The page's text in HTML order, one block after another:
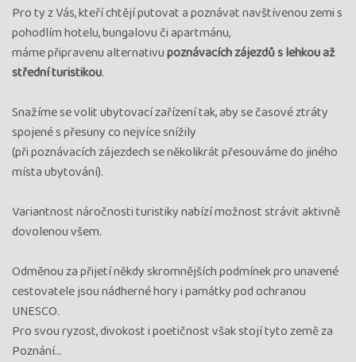
Pro ty z Vás, kteří chtějí putovat a poznávat navštívenou zemi s
pohodlím hotelu, bungalovu či apartmánu,
máme připravenu alternativupoznávacích zájezdů s lehkou až
střední turistikou.
Snažíme se volit ubytovací zařízení tak, aby se časové ztráty
spojené s přesuny co nejvíce snížily
(při poznávacích zájezdech se několikrát přesouváme do jiného
místa ubytování).
Variantnost náročnosti turistiky nabízí možnost strávit aktivně
dovolenou všem.
Odměnou za přijetí někdy skromnějších podmínek pro unavené
cestovatele jsou nádherné hory i památky pod ochranou
UNESCO.
Pro svou ryzost, divokost i poetičnost však stojí tyto země za
Poznání...